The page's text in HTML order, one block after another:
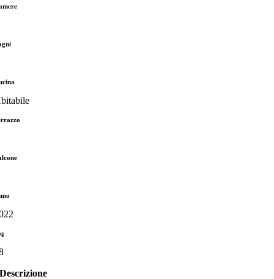
Descrizione